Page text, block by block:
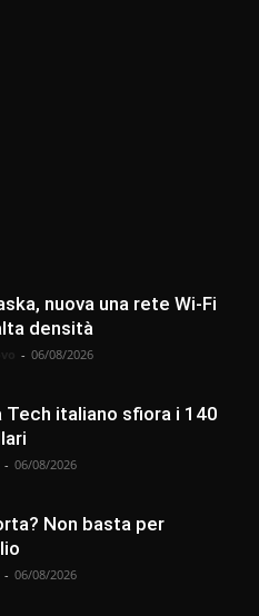
nuova una rete Wi-Fi
densità
- 06/08/2026
Tech italiano sfiora i 140
- 06/08/2026
Non basta per
- 06/08/2026